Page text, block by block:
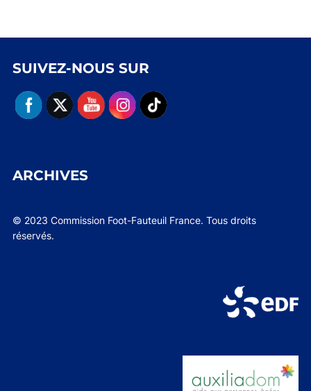
SUIVEZ-NOUS SUR
ARCHIVES
© 2023 Commission Foot-Fauteuil France. Tous droits
réservés.